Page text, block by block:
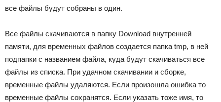
все файлы будут собраны в один.
Все файлы скачиваются в папку Download внутренней
памяти, для временных файлов создается папка tmp, в ней
подпапки с названием файла, куда будут скачиваться все
файлы из списка. При удачном скачивании и сборке,
временные файлы удаляются. Если произошла ошибка то
временные файлы сохранятся. Если указать тоже имя, то